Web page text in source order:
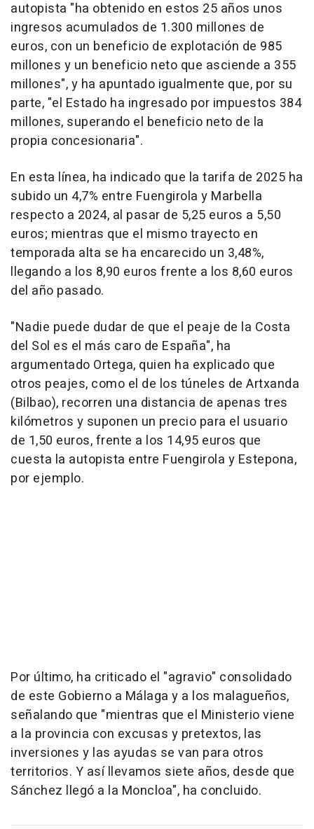
autopista "ha obtenido en estos 25 años unos
ingresos acumulados de 1.300 millones de
euros, con un beneficio de explotación de 985
millones y un beneficio neto que asciende a 355
millones", y ha apuntado igualmente que, por su
parte, "el Estado ha ingresado por impuestos 384
millones, superando el beneficio neto de la
propia concesionaria".
En esta línea, ha indicado que la tarifa de 2025 ha
subido un 4,7% entre Fuengirola y Marbella
respecto a 2024, al pasar de 5,25 euros a 5,50
euros; mientras que el mismo trayecto en
temporada alta se ha encarecido un 3,48%,
llegando a los 8,90 euros frente a los 8,60 euros
del año pasado.
"Nadie puede dudar de que el peaje de la Costa
del Sol es el más caro de España", ha
argumentado Ortega, quien ha explicado que
otros peajes, como el de los túneles de Artxanda
(Bilbao), recorren una distancia de apenas tres
kilómetros y suponen un precio para el usuario
de 1,50 euros, frente a los 14,95 euros que
cuesta la autopista entre Fuengirola y Estepona,
por ejemplo.
Por último, ha criticado el "agravio" consolidado
de este Gobierno a Málaga y a los malagueños,
señalando que "mientras que el Ministerio viene
a la provincia con excusas y pretextos, las
inversiones y las ayudas se van para otros
territorios. Y así llevamos siete años, desde que
Sánchez llegó a la Moncloa", ha concluido.